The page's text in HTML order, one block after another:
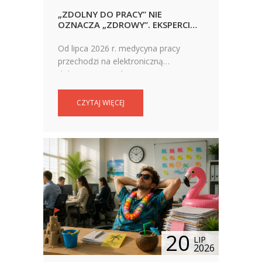
„ZDOLNY DO PRACY” NIE
OZNACZA „ZDROWY”. EKSPERCI
PARADOKSÓW WOKÓŁ
ZAŚWIADCZEŃ
Od lipca 2026 r. medycyna pracy
przechodzi na elektroniczną
dokumentację. Eksperci zwracają
jednak uwagę, że największym
problemem pozostaje zakres badań,
CZYTAJ WIĘCEJ
20 LIP
2026